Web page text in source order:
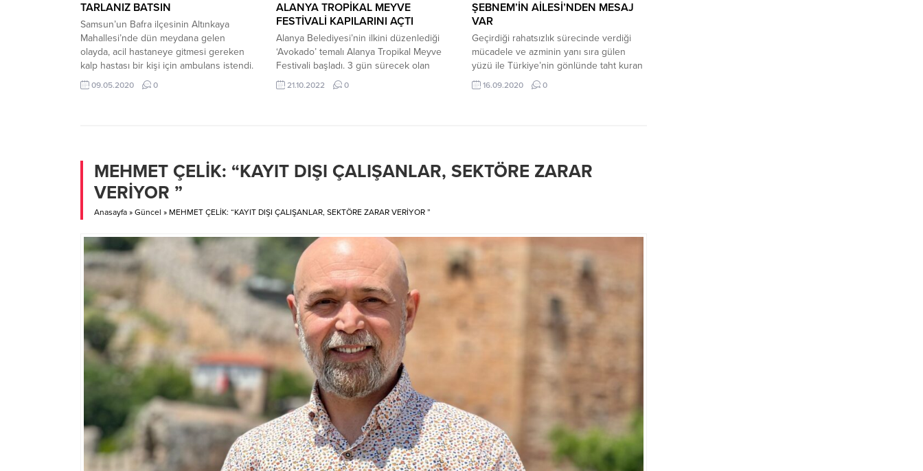
TARLANIZ BATSIN
Samsun’un Bafra ilçesinin Altınkaya
Mahallesi’nde dün meydana gelen
olayda, acil hastaneye gitmesi gereken
kalp hastası bir kişi için ambulans istendi.
Ancak hastanın Altınkaya Barajı’nın Sinop
tarafında bulunması ve sokağa çıkma
almak için Samsun’dan havalandı.
Altınkaya Mahallesi’ne...
09.05.2020 0
ALANYA TROPİKAL MEYVE
FESTİVALİ KAPILARINI AÇTI
Alanya Belediyesi’nin ilkini düzenlediği
‘Avokado’ temalı Alanya Tropikal Meyve
Festivali başladı. 3 gün sürecek olan
festivalin açılış konuşmasını yapan Alanya
Belediye Başkanı Adem Murat Yücel,
Alanya Tropikal...
21.10.2022 0
ŞEBNEM’İN AİLESİ’NDEN MESAJ
VAR
Geçirdiği rahatsızlık sürecinde verdiği
mücadele ve azminin yanı sıra gülen
yüzü ile Türkiye’nin gönlünde taht kuran
ama dün verdiği mücadelede sona gelen
Şebnem Köseoğlu’nun ailesinden
verilecek olan Şebnem’in ailesi,
cenazede çelenk yerine...
16.09.2020 0
MEHMET ÇELİK: “KAYIT DIŞI ÇALIŞANLAR, SEKTÖRE ZARAR
VERİYOR ”
Anasayfa » Güncel » MEHMET ÇELİK: “KAYIT DIŞI ÇALIŞANLAR, SEKTÖRE ZARAR VERİYOR ”